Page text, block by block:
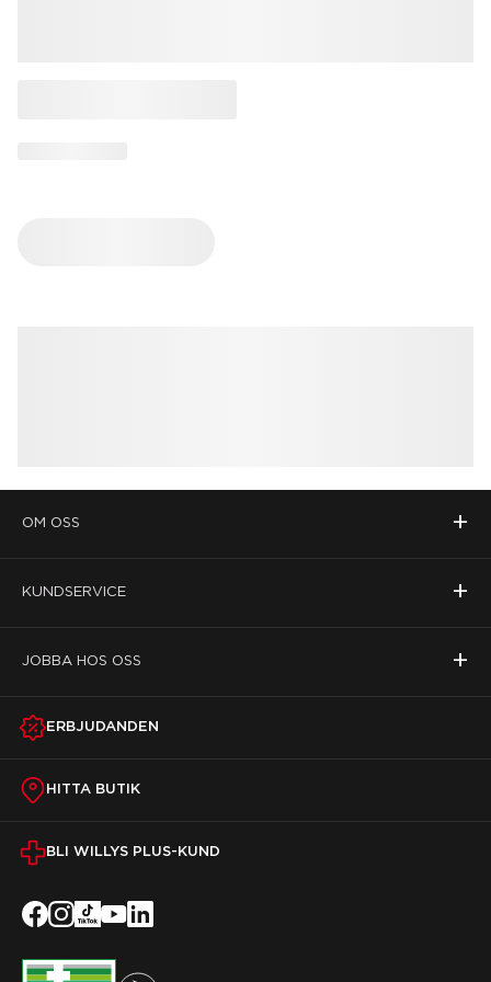
OM OSS +
KUNDSERVICE +
JOBBA HOS OSS +
ERBJUDANDEN
HITTA BUTIK
BLI WILLYS PLUS-KUND